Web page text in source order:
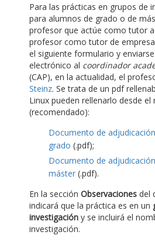
Para las prácticas en grupos de
para alumnos de grado o de
profesor que actúe como tutor
profesor como tutor de
el siguiente formulario y
electrónico al coordinador
(CAP), en la actualidad, el
Steinz. Se trata de un pdf
Linux pueden rellenarlo desde
(recomendado):
Documento de
grado (.pdf);
Documento de
máster (.pdf).
En la sección Observaciones del
indicará que la práctica es en un
investigación y se incluirá el
investigación.